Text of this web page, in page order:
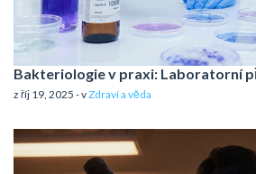
Bakteriologie v praxi: Laboratorní
z říj 19, 2025 - vZdraví a věda